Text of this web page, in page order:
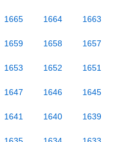
1665 1664 1663
1659 1658 1657
1653 1652 1651
1647 1646 1645
1641 1640 1639